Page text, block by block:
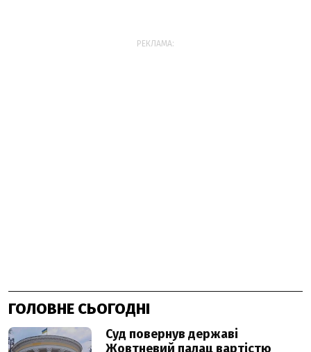
РЕКЛАМА:
ГОЛОВНЕ СЬОГОДНІ
Суд повернув державі
Жовтневий палац вартістю